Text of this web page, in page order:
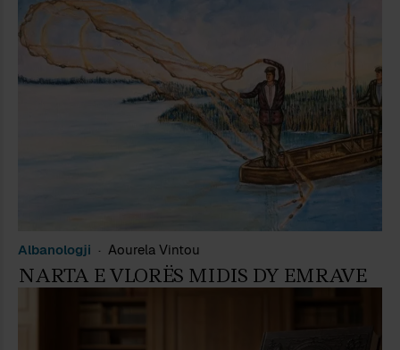
Albanologji Aourela Vintou
NARTA E VLORËS MIDIS DY EMRAVE